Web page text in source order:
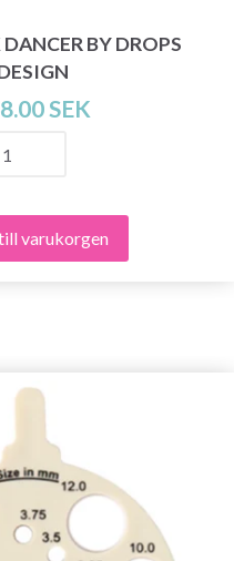
BY DROPS
SEK
varukorgen